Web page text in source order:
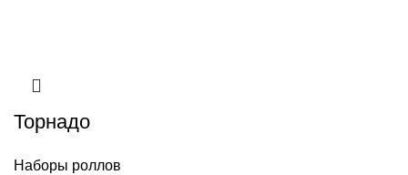
Торнадо
Наборы роллов